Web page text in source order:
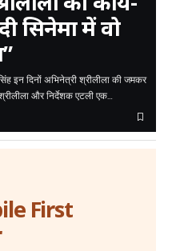
सिनेमा में वो
इन दिनों अभिनेत्री श्रीलीला की जमकर
और निर्देशक एटली एक…
First